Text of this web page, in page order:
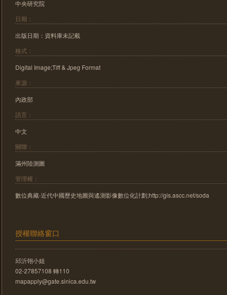
中央研究院
日期：
出版日期：資料庫未記載
格式：
Digital Image;Tiff & Jpeg Format
來源：
內政部
語言：
中文
關聯：
滿州陸測圖
管理權：
數位典藏-近代中國歷史地圖與遙測影像數位化計劃;http://gis.ascc.net/soda
授權聯絡窗口
邱沂翎小姐
02-27857108 轉110
mapapply@gate.sinica.edu.tw